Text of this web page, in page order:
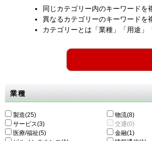
同じカテゴリー内のキーワード
異なるカテゴリーのキーワードを
カテゴリーとは「業種」「用途
業種
製造(25) 物流(8)
サービス(3)
交通(0)
医療/福祉(5)
金融(1)